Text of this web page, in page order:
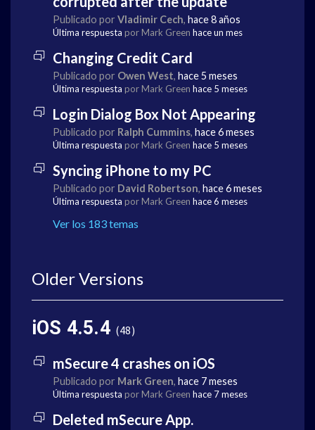
Publicado por Vladimir Cech, hace 8 años
Última respuesta por Mark Green hace un mes
Changing Credit Card
Publicado por Owen West, hace 5 meses
Última respuesta por Mark Green hace 5 meses
Login Dialog Box Not Appearing
Publicado por Ralph Cummins, hace 6 meses
Última respuesta por Mark Green hace 5 meses
Syncing iPhone to my PC
Publicado por David Robertson, hace 6 meses
Última respuesta por Mark Green hace 6 meses
Ver los 183 temas
Older Versions
iOS 4.5.4 48
mSecure 4 crashes on iOS
Publicado por Mark Green, hace 7 meses
Última respuesta por Mark Green hace 7 meses
Deleted mSecure App.